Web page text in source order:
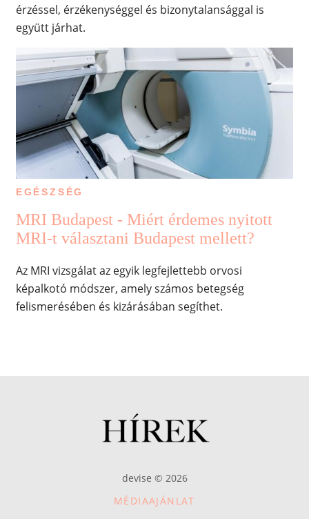
érzéssel, érzékenységgel és bizonytalansággal is
együtt járhat.
EGÉSZSÉG
MRI Budapest - Miért érdemes nyitott
MRI-t választani Budapest mellett?
Az MRI vizsgálat az egyik legfejlettebb orvosi
képalkotó módszer, amely számos betegség
felismerésében és kizárásában segíthet.
devise © 2026
MÉDIAAJÁNLAT